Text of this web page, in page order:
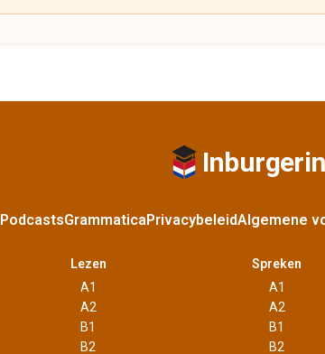
PodcastsGrammaticaPrivacybeleidAlgemene
Lezen
A1
A2
B1
B2
Spreken
A1
A2
B1
B2